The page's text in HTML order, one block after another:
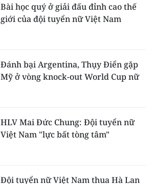
Bài học quý ở giải đấu đỉnh cao thế
giới của đội tuyển nữ Việt Nam
Đánh bại Argentina, Thụy Điển gặp
Mỹ ở vòng knock-out World Cup nữ
HLV Mai Đức Chung: Đội tuyển nữ
Việt Nam "lực bất tòng tâm"
Đội tuyển nữ Việt Nam thua Hà Lan